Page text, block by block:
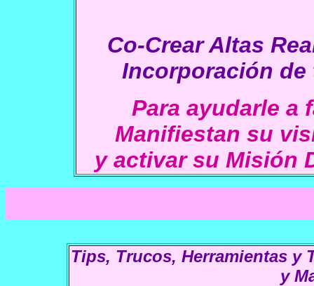
Co-Crear Altas
Incorporación
Para ayudarle a
Manifiestan su
y activar su Misión
Tips, Trucos, Herramientas y
y